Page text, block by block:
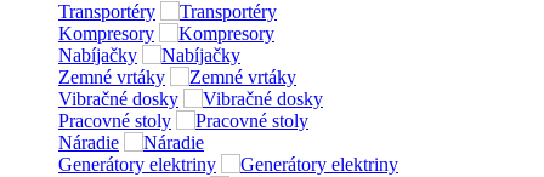
Transportéry
Kompresory
Nabíjačky
Zemné vrtáky
Vibračné dosky
Pracovné stoly
Náradie
Generátory elektriny